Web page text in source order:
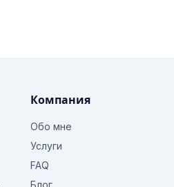
Компания
Обо мне
Услуги
FAQ
Блог